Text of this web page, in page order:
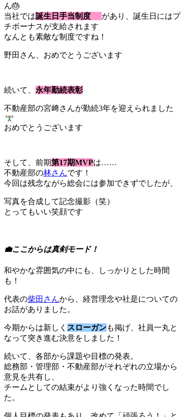
ん🎂
当社では誕生日手当制度
があり、誕生日にはプ
チボーナスが支給されます
なんとも素敵な制度ですね！
野田さん、おめでとうございます
続いて、 永年勤続表彰
不動産部の宮﨑さんが勤続3年を迎えられました
おめでとうございます
そして、前期第17期MVPは……
不動産部の林さんです！
今回は残念ながら総会には参加できずでしたが、
写真を合成して記念撮影（笑）
とってもいい笑顔です
💼ここからは真剣モード！
和やかな雰囲気の中にも、しっかりとした時間
も！
代表の柴田さんから、経営理念や社是についての
お話がありました。
今期からは新しく スローガンも掲げ、社員一丸と
なって突き進む決意をしました！
続いて、各部から課題や目標の発表。
総務部・管理部・不動産部がそれぞれの立場から
意見を共有し、
チームとしての結束がより強くなった時間でし
た。